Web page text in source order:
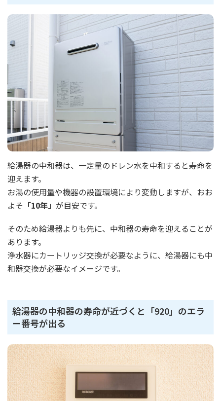
給湯器の中和器は、一定量のドレン水を中和すると寿命を
迎えます。
お湯の使用量や機器の設置環境により変動しますが、おお
よそ 「10年」 が目安です。
そのため給湯器よりも先に、中和器の寿命を迎えることが
あります。
浄水器にカートリッジ交換が必要なように、給湯器にも中
和器交換が必要なイメージです。
給湯器の中和器の寿命が近づくと「920」のエラ
ー番号が出る